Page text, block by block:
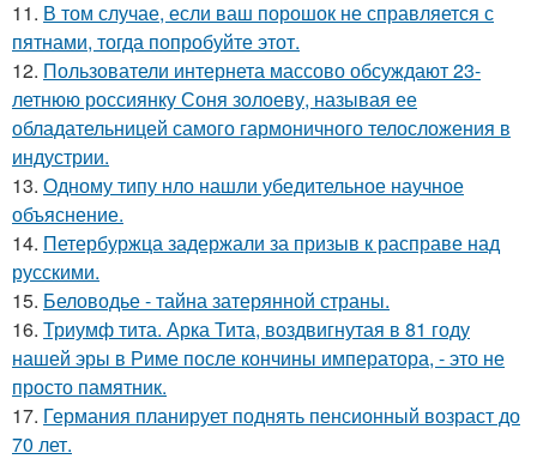
11. В том случае, если ваш порошок не справляется с
пятнами, тогда попробуйте этот.
12. Пользователи интернета массово обсуждают 23-
летнюю россиянку Соня золоеву, называя ее
обладательницей самого гармоничного телосложения в
индустрии.
13. Одному типу нло нашли убедительное научное
объяснение.
14. Петербуржца задержали за призыв к расправе над
русскими.
15. Беловодье - тайна затерянной страны.
16. Триумф тита. Арка Тита, воздвигнутая в 81 году
нашей эры в Риме после кончины императора, - это не
просто памятник.
17. Германия планирует поднять пенсионный возраст до
70 лет.